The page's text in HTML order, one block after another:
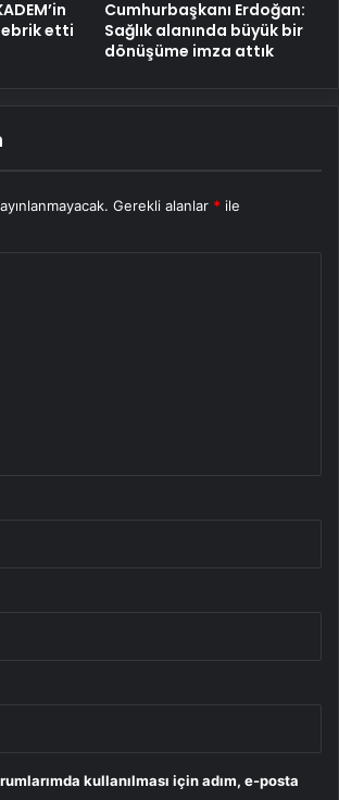
etti
Cumhurbaşkanı Erdoğan:
Sağlık alanında büyük bir
dönüşüme imza attık
Gerekli alanlar * ile
kullanılması için adım, e-posta